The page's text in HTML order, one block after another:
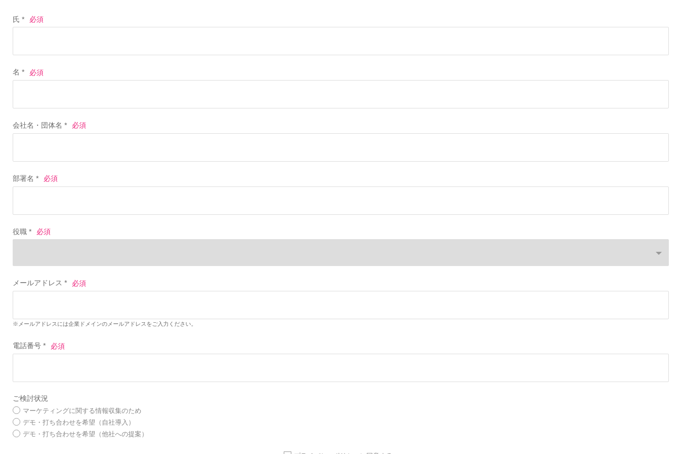
氏 *
名 *
会社名・団体名 *
部署名 *
役職 *
メールアドレス *
※メールアドレスには企業ドメインのメールアドレスをご入力ください。
電話番号 *
ご検討状況
マーケティングに関する情報収集のため
デモ・打ち合わせを希望（自社導入）
デモ・打ち合わせを希望（他社への提案）